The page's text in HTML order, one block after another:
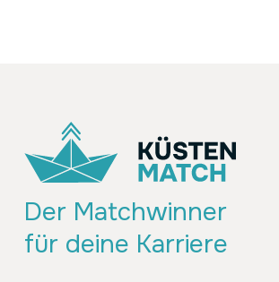
Der Matchwinner
für deine Karriere